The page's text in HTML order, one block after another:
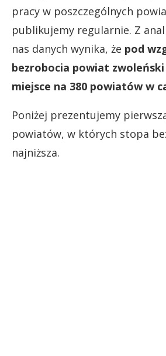
pracy w poszczególnych
publikujemy regularnie. Z
nas danych wynika, że pod
bezrobocia powiat zwoleński
miejsce na 380 powiatów w
Poniżej prezentujemy
powiatów, w których stopa
najniższa.